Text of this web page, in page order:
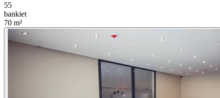
55
bankiet
70 m²